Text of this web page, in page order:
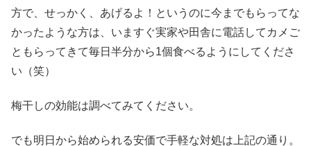
方で、せっかく、あげるよ！というのに今までもらってな
かったような方は、いますぐ実家や田舎に電話してカメご
ともらってきて毎日半分から1個食べるようにしてくださ
い（笑）
梅干しの効能は調べてみてください。
でも明日から始められる安価で手軽な対処は上記の通り。